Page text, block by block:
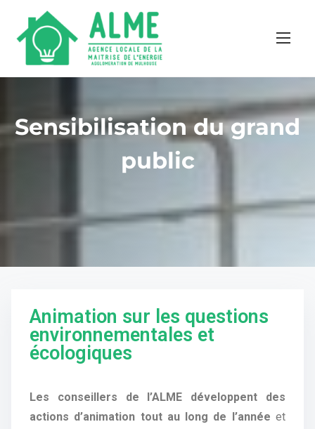
Sensibilisation du grand
public
Animation sur les questions
environnementales et
écologiques
Les conseillers de l’ALME développent des
actions d’animation tout au long de l’année et